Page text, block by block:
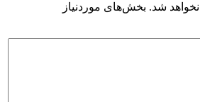
شد. بخش‌های موردنیاز